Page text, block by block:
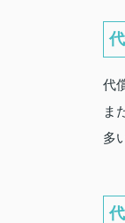
代
ま
多